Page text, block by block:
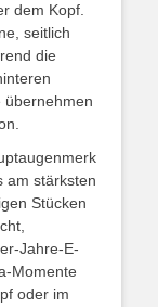
dem Kopf.
seitlich
die
übernehmen
am stärksten
Stücken
Jahre-E-
Momente
oder im